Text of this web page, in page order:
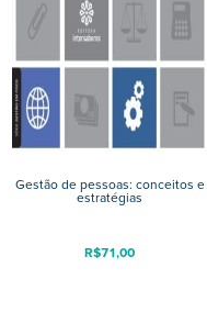
Gestão de pessoas: conceitos e
estratégias
R$71,00